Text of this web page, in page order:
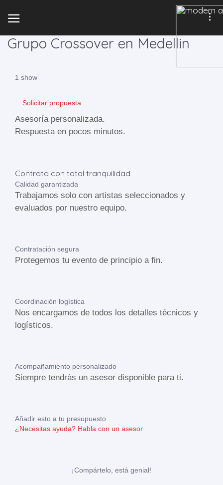
Grupo Crossover en Medellin
1 show
Solicitar propuesta
Asesoría personalizada.
Respuesta en pocos minutos.
Contrata con total tranquilidad
Calidad garantizada
Trabajamos solo con artistas seleccionados y
evaluados por nuestro equipo.
Contratación segura
Protegemos tu evento de principio a fin.
Coordinación logística
Nos encargamos de todos los detalles técnicos y
logísticos.
Acompañamiento personalizado
Siempre tendrás un asesor disponible para ti.
Añadir esto a tu presupuesto
¿Necesitas ayuda? Habla con un asesor
¡Compártelo, está genial!